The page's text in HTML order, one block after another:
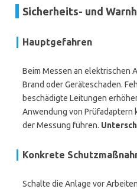
Sicherheits- und
Hauptgefahren
Beim Messen an elektrischen
Brand oder Geräteschaden.
beschädigte Leitungen
Anwendung von Prüfadaptern
der Messung führen.
Konkrete
Schalte die Anlage vor